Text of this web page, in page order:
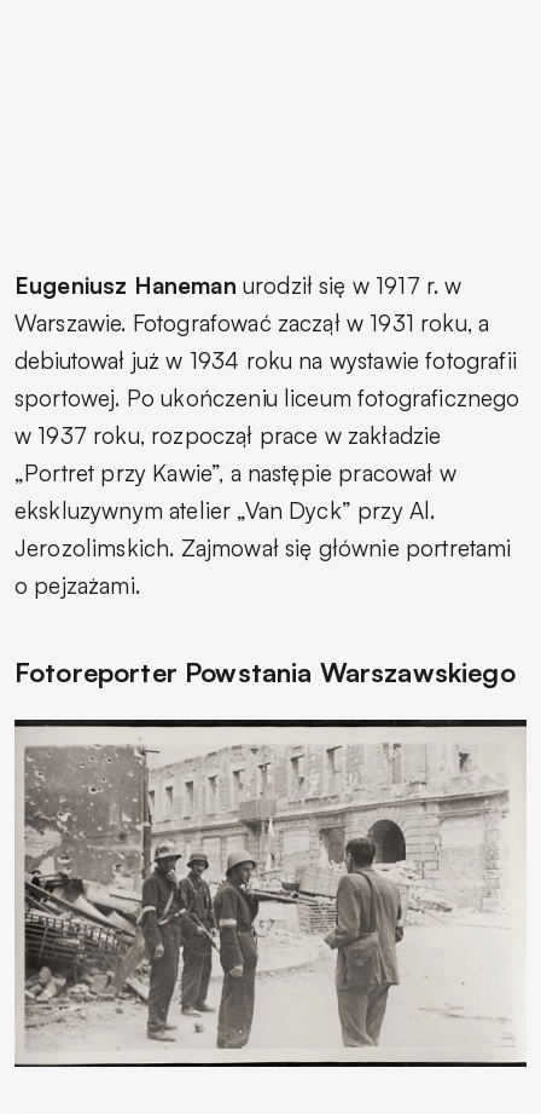
Eugeniusz Haneman urodził się w 1917 r. w
Warszawie. Fotografować zaczął w 1931 roku, a
debiutował już w 1934 roku na wystawie fotografii
sportowej. Po ukończeniu liceum fotograficznego
w 1937 roku, rozpoczął prace w zakładzie
„Portret przy Kawie”, a następie pracował w
ekskluzywnym atelier „Van Dyck” przy Al.
Jerozolimskich. Zajmował się głównie portretami
o pejzażami.
Fotoreporter Powstania Warszawskiego